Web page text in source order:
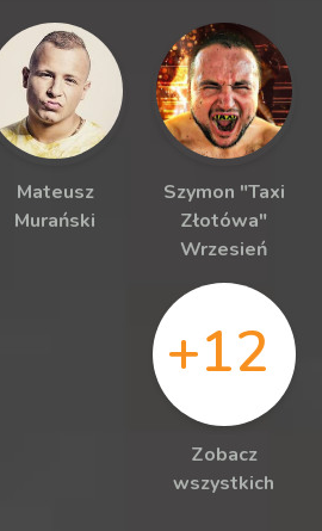
Mateusz
Murański
Szymon "Taxi
Złotówa"
Wrzesień
+12
Zobacz
wszystkich